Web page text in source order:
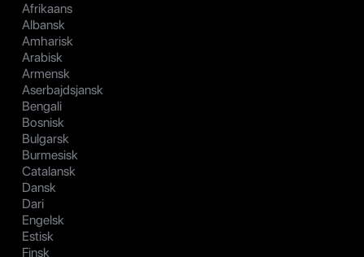
Afrikaans
Albansk
Amharisk
Arabisk
Armensk
Aserbajdsjansk
Bengali
Bosnisk
Bulgarsk
Burmesisk
Catalansk
Dansk
Dari
Engelsk
Estisk
Finsk